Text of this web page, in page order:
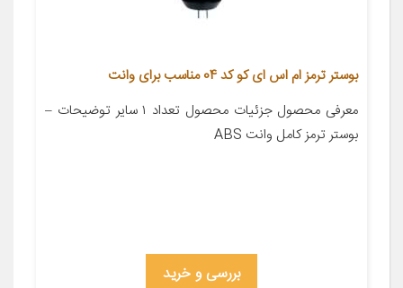
بوستر ترمز ام اس ای کو کد 04 مناسب برای وانت
معرفی محصول جزئیات محصول تعداد ۱ سایر توضیحات –
بوستر ترمز کامل وانت ABS
بررسی و خرید